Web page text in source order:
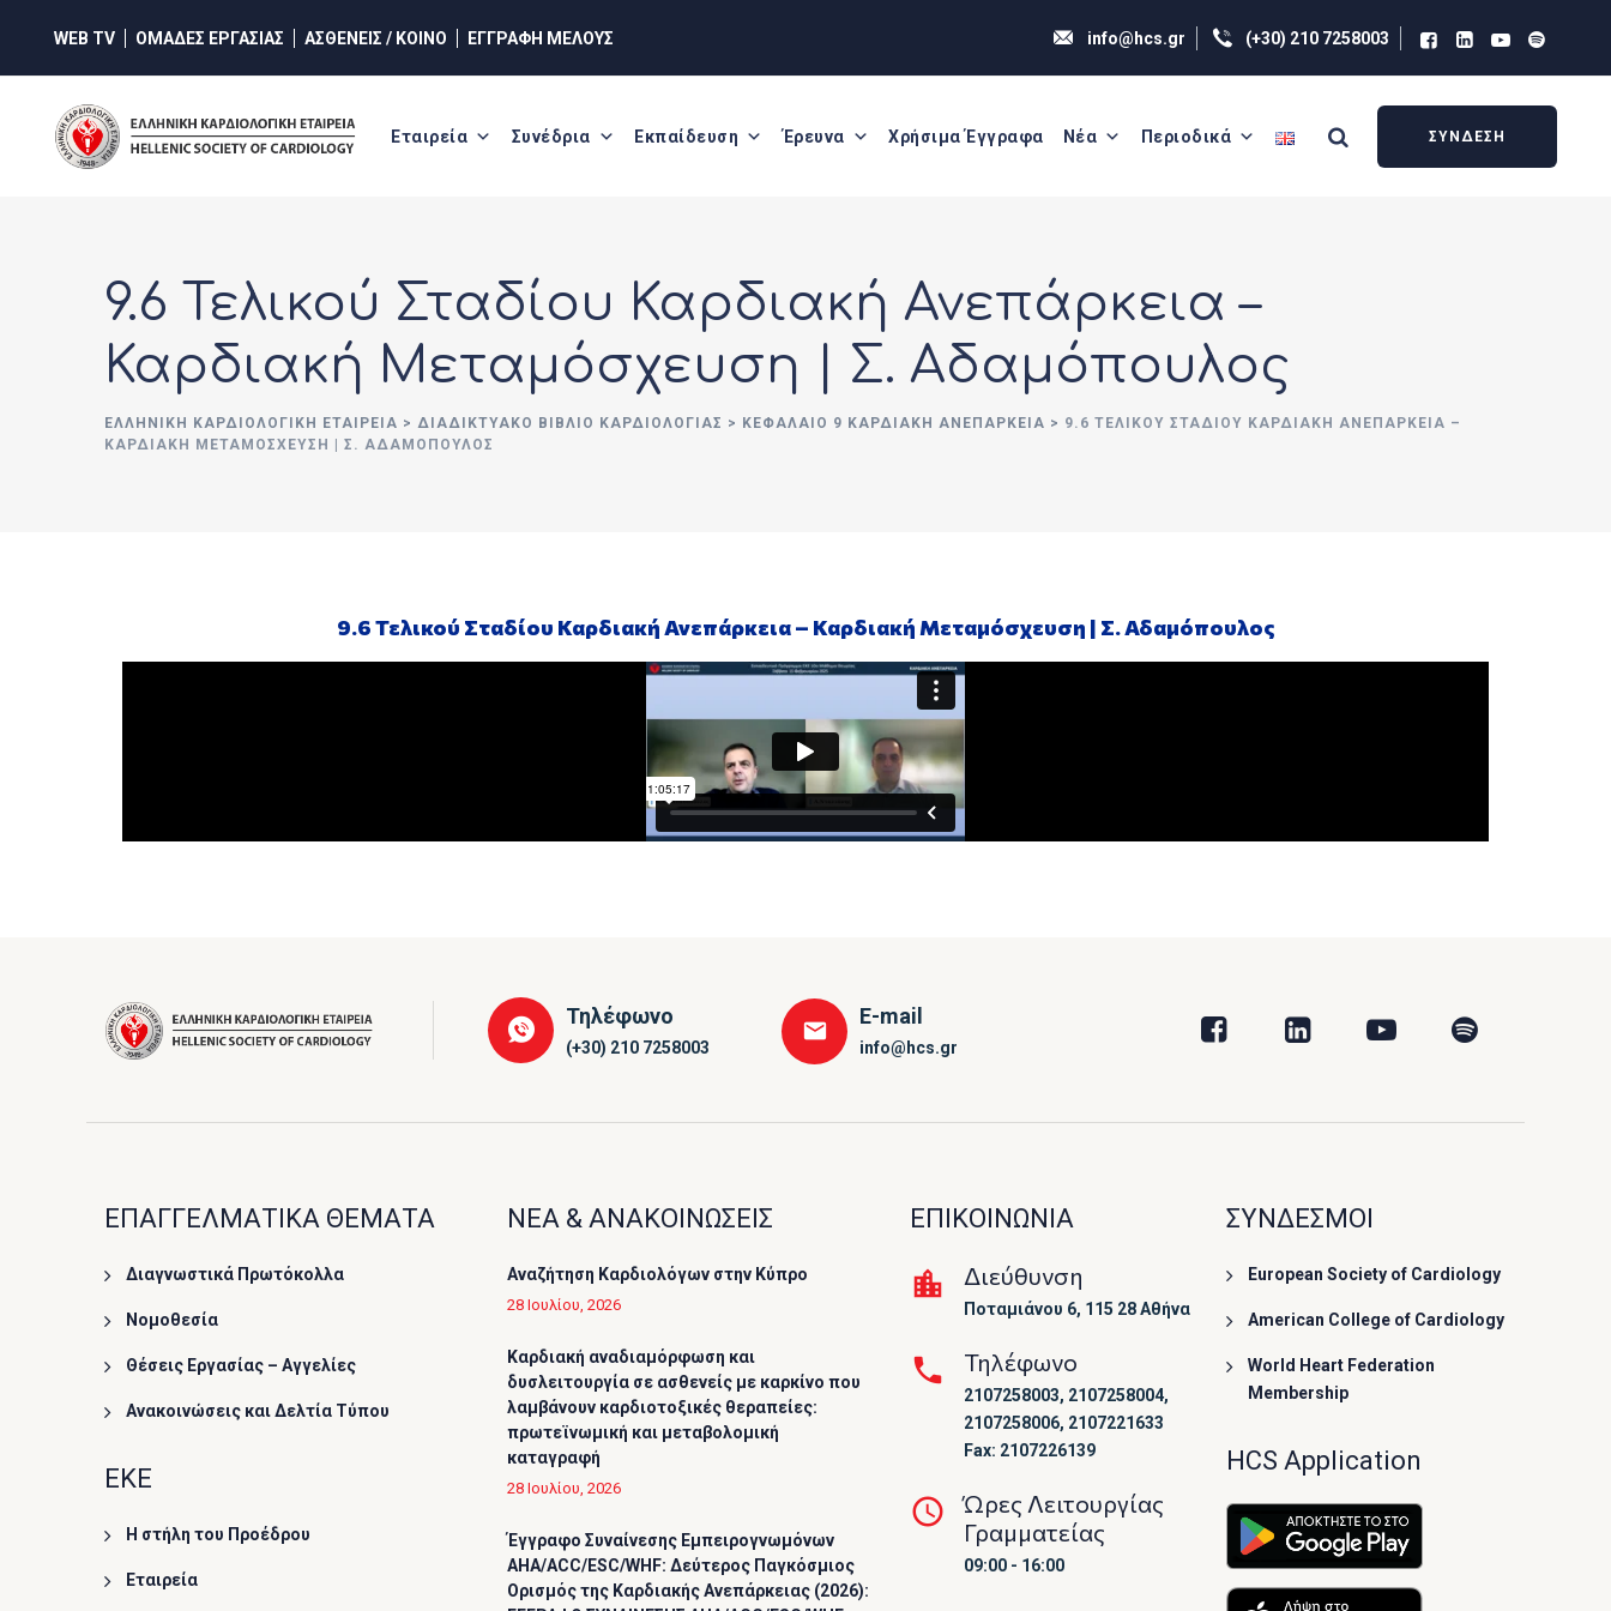
WEB TV ΟΜΑΔΕΣ ΕΡΓΑΣΙΑΣ ΑΣΘΕΝΕΙΣ / ΚΟΙΝΟ ΕΓΓΡΑΦΗ ΜΕΛΟΥΣ info@hcs.gr (+30) 210 7258003
Εταιρεία Συνέδρια Εκπαίδευση Έρευνα Χρήσιμα Έγγραφα Νέα Περιοδικά ΣΥΝΔΕΣΗ
9.6 Τελικού Σταδίου Καρδιακή Ανεπάρκεια –
Καρδιακή Μεταμόσχευση | Σ. Αδαμόπουλος
ΕΛΛΗΝΙΚΉ ΚΑΡΔΙΟΛΟΓΙΚΉ ΕΤΑΙΡΕΊΑ > ΔΙΑΔΙΚΤΥΑΚΌ ΒΙΒΛΊΟ ΚΑΡΔΙΟΛΟΓΊΑΣ > ΚΕΦΆΛΑΙΟ 9 ΚΑΡΔΙΑΚΉ ΑΝΕΠΆΡΚΕΙΑ > 9.6 ΤΕΛΙΚΟΎ ΣΤΑΔΊΟΥ ΚΑΡΔΙΑΚΉ ΑΝΕΠΆΡΚΕΙΑ –
ΚΑΡΔΙΑΚΉ ΜΕΤΑΜΌΣΧΕΥΣΗ | Σ. ΑΔΑΜΌΠΟΥΛΟΣ
9.6 Τελικού Σταδίου Καρδιακή Ανεπάρκεια – Καρδιακή Μεταμόσχευση | Σ. Αδαμόπουλος
Τηλέφωνο
(+30) 210 7258003
E-mail
info@hcs.gr
ΕΠΑΓΓΕΛΜΑΤΙΚΑ ΘΕΜΑΤΑ
Διαγνωστικά Πρωτόκολλα
Νομοθεσία
Θέσεις Εργασίας – Αγγελίες
Ανακοινώσεις και Δελτία Τύπου
ΕΚΕ
Η στήλη του Προέδρου
Εταιρεία
ΝΕΑ & ΑΝΑΚΟΙΝΩΣΕΙΣ
Αναζήτηση Καρδιολόγων στην Κύπρο
28 Ιουλίου, 2026
Καρδιακή αναδιαμόρφωση και
δυσλειτουργία σε ασθενείς με καρκίνο που
λαμβάνουν καρδιοτοξικές θεραπείες:
πρωτεϊνωμική και μεταβολομική
καταγραφή
28 Ιουλίου, 2026
Έγγραφο Συναίνεσης Εμπειρογνωμόνων
AHA/ACC/ESC/WHF: Δεύτερος Παγκόσμιος
Ορισμός της Καρδιακής Ανεπάρκειας (2026):
ΕΠΙΚΟΙΝΩΝΙΑ
Διεύθυνση
Ποταμιάνου 6, 115 28 Αθήνα
Τηλέφωνο
2107258003, 2107258004,
2107258006, 2107221633
Fax: 2107226139
Ώρες Λειτουργίας
Γραμματείας
09:00 - 16:00
ΣΥΝΔΕΣΜΟΙ
European Society of Cardiology
American College of Cardiology
World Heart Federation
Membership
HCS Application